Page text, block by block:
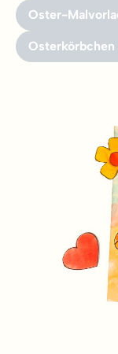
Oster-
Osterkörbchen